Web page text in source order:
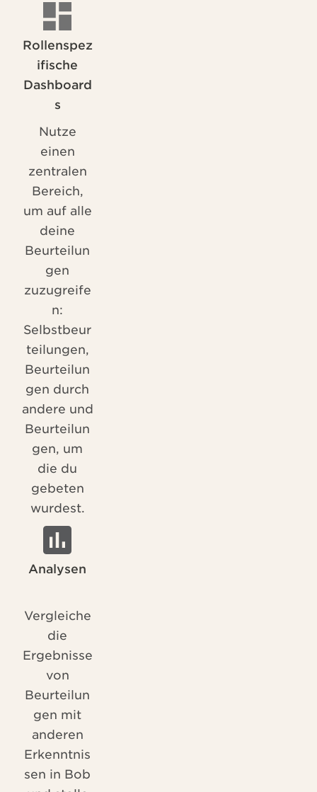
Rollenspez
ifische
Dashboard
s
Nutze
einen
zentralen
Bereich,
um auf alle
deine
Beurteilun
gen
zuzugreife
n:
Selbstbeur
teilungen,
Beurteilun
gen durch
andere und
Beurteilun
gen, um
die du
gebeten
wurdest.
Analysen
Vergleiche
die
Ergebnisse
von
Beurteilun
gen mit
anderen
Erkenntnis
sen in Bob